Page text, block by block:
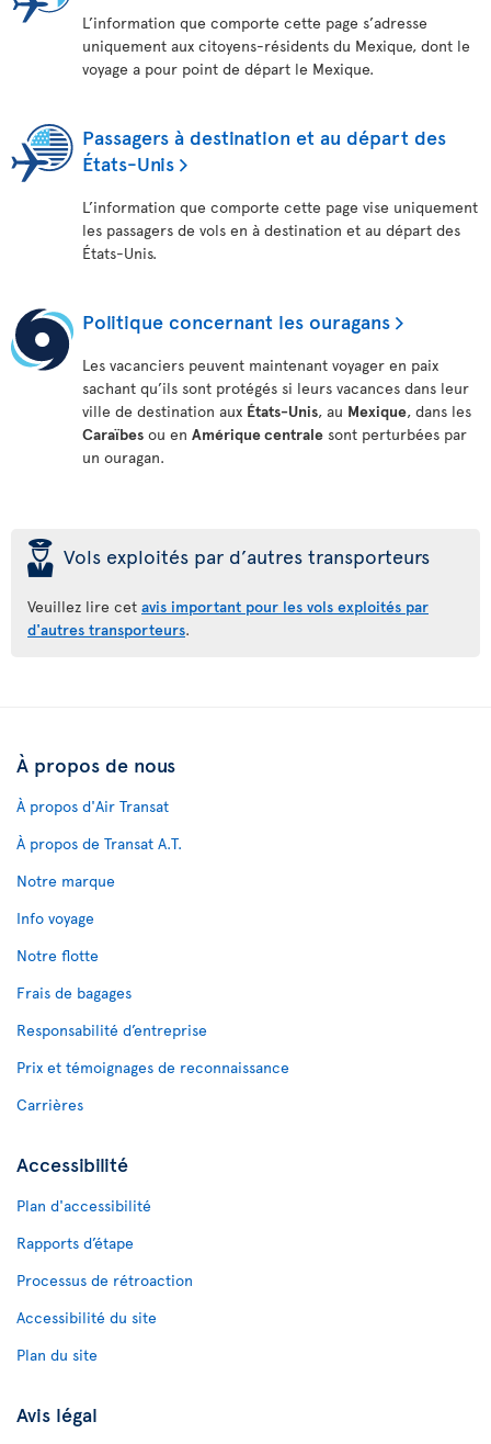
L’information que comporte cette page s’adresse
uniquement aux citoyens-résidents du Mexique, dont le
voyage a pour point de départ le Mexique.
Passagers à destination et au départ des
États-Unis
L’information que comporte cette page vise uniquement
les passagers de vols en à destination et au départ des
États-Unis.
Politique concernant les ouragans
Les vacanciers peuvent maintenant voyager en paix
sachant qu’ils sont protégés si leurs vacances dans leur
ville de destination aux États-Unis, au Mexique, dans les
Caraïbes ou en Amérique centrale sont perturbées par
un ouragan.
þ Vols exploités par d’autres transporteurs
Veuillez lire cet avis important pour les vols exploités par
d'autres transporteurs.
À propos de nous
À propos d'Air Transat
À propos de Transat A.T.
Notre marque
Info voyage
Notre flotte
Frais de bagages
Responsabilité d’entreprise
Prix et témoignages de reconnaissance
Carrières
Accessibilité
Plan d'accessibilité
Rapports d’étape
Processus de rétroaction
Accessibilité du site
Plan du site
Avis légal